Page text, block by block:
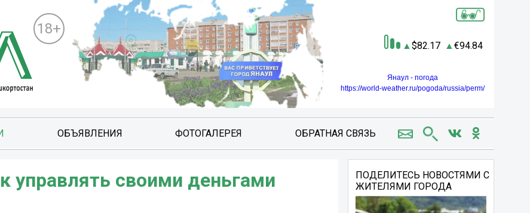
18+
82.17 94.84
Янаул - погода
https://world-weather.ru/pogoda/russia/perm/
ОБЪЯВЛЕНИЯ ФОТОГАЛЕРЕЯ ОБРАТНАЯ СВЯЗЬ
управлять своими деньгами
ПОДЕЛИТЕСЬ НОВОСТЯМИ С
ЖИТЕЛЯМИ ГОРОДА